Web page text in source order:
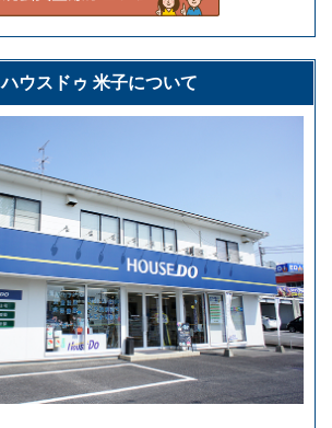
ハウスドゥ 米子について